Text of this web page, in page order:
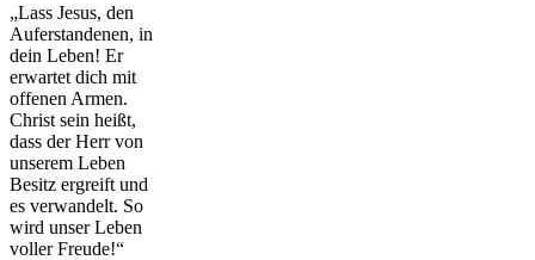
„Lass Jesus, den
Auferstandenen, in
dein Leben! Er
erwartet dich mit
offenen Armen.
Christ sein heißt,
dass der Herr von
unserem Leben
Besitz ergreift und
es verwandelt. So
wird unser Leben
voller Freude!“